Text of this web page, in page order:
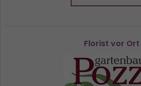
Florist vor Ort